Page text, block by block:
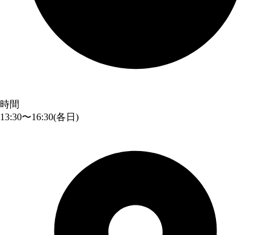
時間
13:30〜16:30(各日)